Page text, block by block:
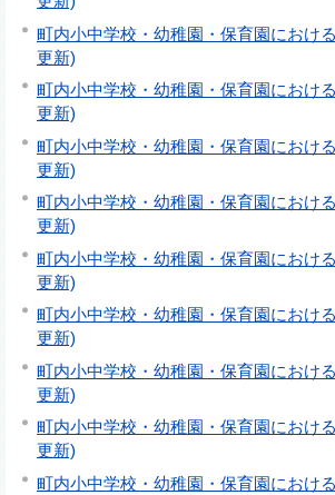
町内小中学校・幼稚園・保育園におけ
更新)
町内小中学校・幼稚園・保育園におけ
更新)
町内小中学校・幼稚園・保育園におけ
更新)
町内小中学校・幼稚園・保育園におけ
更新)
町内小中学校・幼稚園・保育園におけ
更新)
町内小中学校・幼稚園・保育園におけ
更新)
町内小中学校・幼稚園・保育園におけ
更新)
町内小中学校・幼稚園・保育園におけ
更新)
町内小中学校・幼稚園・保育園におけ